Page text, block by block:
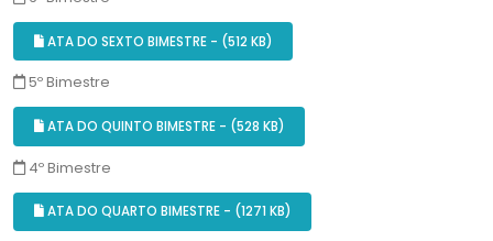
ATA DO SEXTO BIMESTRE - (512 KB)
5º Bimestre
ATA DO QUINTO BIMESTRE - (528 KB)
4º Bimestre
ATA DO QUARTO BIMESTRE - (1271 KB)